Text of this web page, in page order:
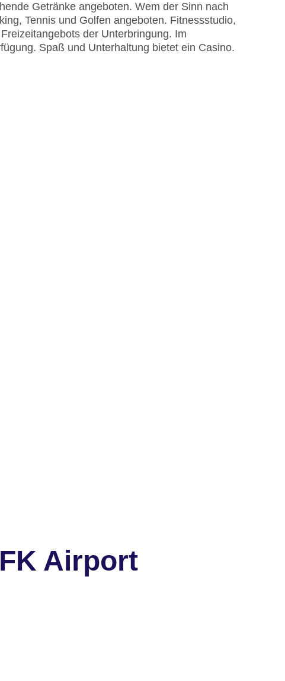
Getränke angeboten. Wem der Sinn nach
Tennis und Golfen angeboten. Fitnessstudio,
der Unterbringung. Im
Spaß und Unterhaltung bietet ein Casino.
Airport